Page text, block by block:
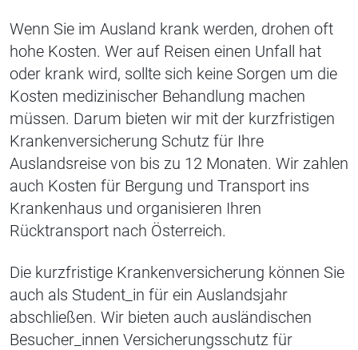
Wenn Sie im Ausland krank werden, drohen oft
hohe Kosten. Wer auf Reisen einen Unfall hat
oder krank wird, sollte sich keine Sorgen um die
Kosten medizinischer Behandlung machen
müssen. Darum bieten wir mit der kurzfristigen
Krankenversicherung Schutz für Ihre
Auslandsreise von bis zu 12 Monaten. Wir zahlen
auch Kosten für Bergung und Transport ins
Krankenhaus und organisieren Ihren
Rücktransport nach Österreich.
Die kurzfristige Krankenversicherung können Sie
auch als Student_in für ein Auslandsjahr
abschließen. Wir bieten auch ausländischen
Besucher_innen Versicherungsschutz für